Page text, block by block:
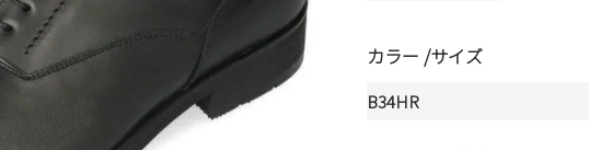
カラー サイズ
B34HR